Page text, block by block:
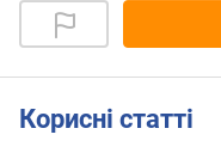
Корисні статті